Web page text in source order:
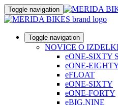
Toggle navigation
Toggle navigation
NOVICE O
eONE-SIXTY
eONE-
eFLOAT
eONE-SIXTY
eONE-FORTY
eBIG.NINE